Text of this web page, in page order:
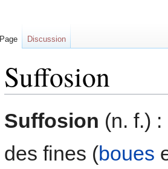
Suffosion
Suffosion (n. f.)
des fines (boues
Page Discussion